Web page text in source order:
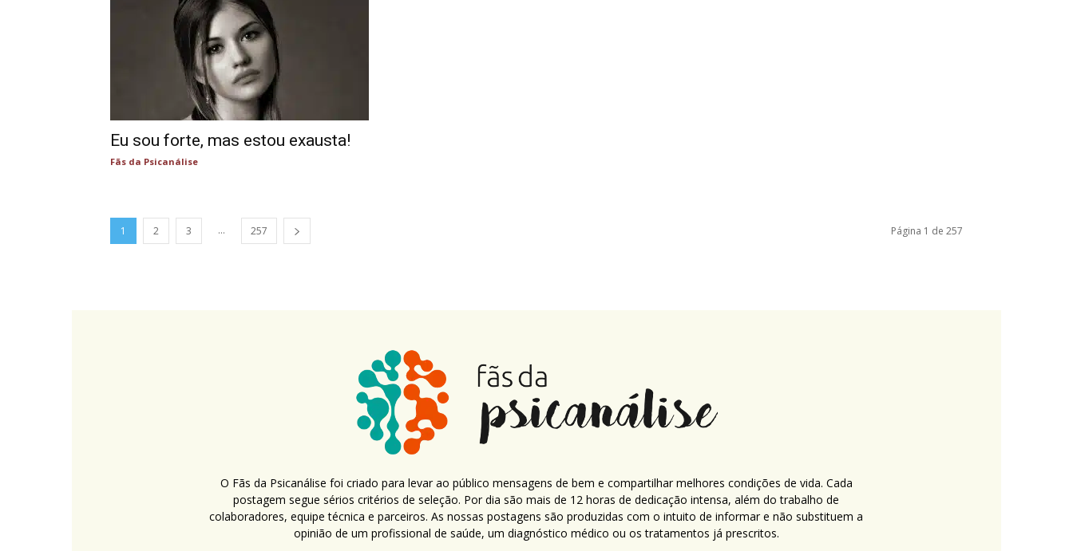
Eu sou forte, mas estou exausta!
Fãs da Psicanálise
1 2 3 ... 257 Página 1 de 257
O Fãs da Psicanálise foi criado para levar ao público mensagens de bem e compartilhar melhores condições de vida. Cada
postagem segue sérios critérios de seleção. Por dia são mais de 12 horas de dedicação intensa, além do trabalho de
colaboradores, equipe técnica e parceiros. As nossas postagens são produzidas com o intuito de informar e não substituem a
opinião de um profissional de saúde, um diagnóstico médico ou os tratamentos já prescritos.